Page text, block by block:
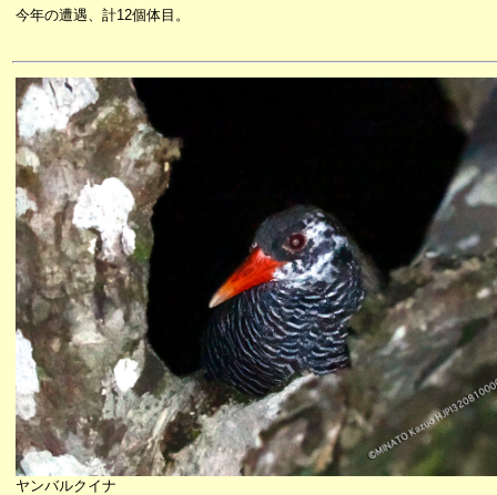
今年の遭遇、計12個体目。
ヤンバルクイナ